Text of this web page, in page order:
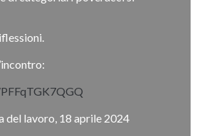
del lavoro, 18 aprile 2024